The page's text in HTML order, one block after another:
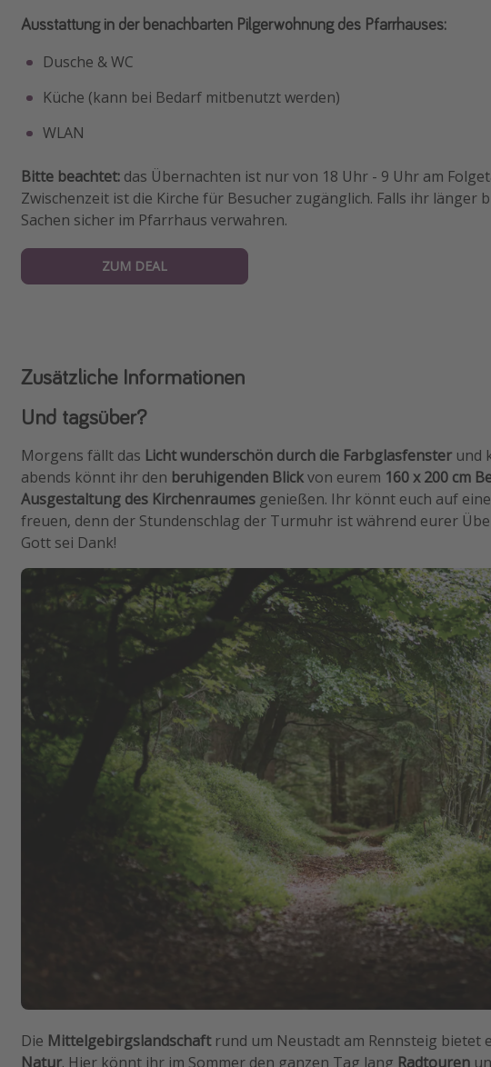
Ausstattung in der benachbarten Pilgerwohnung des Pfarrhauses:
Dusche & WC
Küche (kann bei Bedarf mitbenutzt werden)
WLAN
Bitte beachtet: das Übernachten ist nur von 18 Uhr - 9 Uhr am
Zwischenzeit ist die Kirche für Besucher zugänglich. Falls ihr länger
Sachen sicher im Pfarrhaus verwahren.
ZUM DEAL
Zusätzliche Informationen
Und tagsüber?
Morgens fällt das Licht wunderschön durch die Farbglasfenster und
abends könnt ihr den beruhigenden Blickvon eurem 160 x 200 cm
Ausgestaltung des Kirchenraumes genießen. Ihr könnt euch auf
freuen, denn der Stundenschlag der Turmuhr ist während eurer
Gott sei Dank!
Die Mittelgebirgslandschaftrund um Neustadt am Rennsteig bietet
Natur. Hier könnt ihr im Sommer den ganzen Tag lang Radtouren